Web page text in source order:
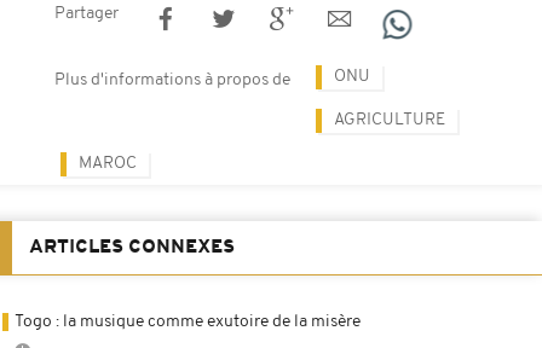
Partager
Plus d'informations à propos de ONU
AGRICULTURE
MAROC
ARTICLES CONNEXES
Togo : la musique comme exutoire de la misère